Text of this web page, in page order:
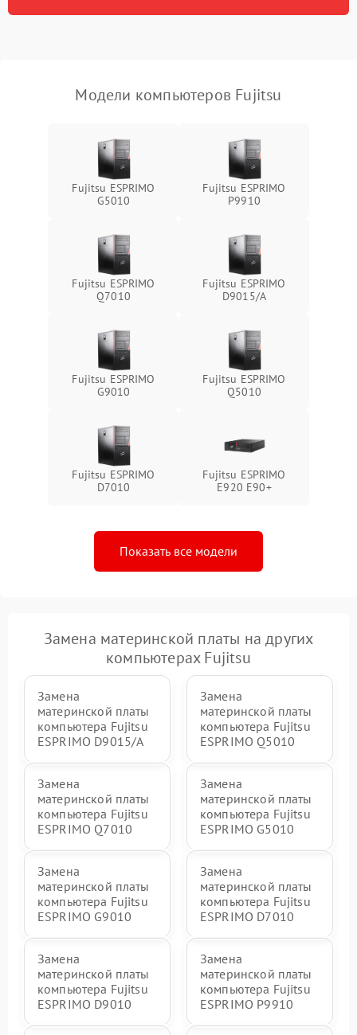
Модели компьютеров Fujitsu
Fujitsu ESPRIMO
G5010
Fujitsu ESPRIMO
P9910
Fujitsu ESPRIMO
Q7010
Fujitsu ESPRIMO
D9015/A
Fujitsu ESPRIMO
G9010
Fujitsu ESPRIMO
Q5010
Fujitsu ESPRIMO
D7010
Fujitsu ESPRIMO
E920 E90+
Показать все модели
Замена материнской платы на других
компьютерах Fujitsu
Замена
материнской платы
компьютера Fujitsu
ESPRIMO D9015/A
Замена
материнской платы
компьютера Fujitsu
ESPRIMO Q5010
Замена
материнской платы
компьютера Fujitsu
ESPRIMO Q7010
Замена
материнской платы
компьютера Fujitsu
ESPRIMO G5010
Замена
материнской платы
компьютера Fujitsu
ESPRIMO G9010
Замена
материнской платы
компьютера Fujitsu
ESPRIMO D7010
Замена
материнской платы
компьютера Fujitsu
ESPRIMO D9010
Замена
материнской платы
компьютера Fujitsu
ESPRIMO P9910